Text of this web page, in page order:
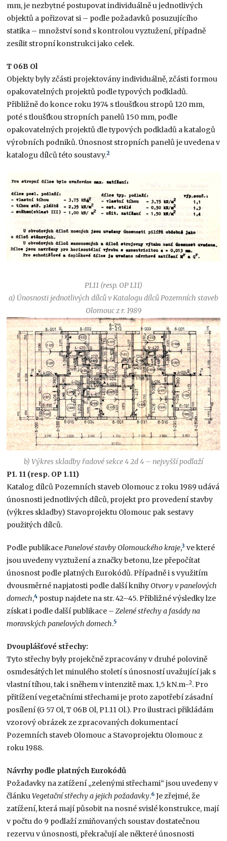
mm, je nezbytné postupovat individuálně u jednotlivých
objektů a pořizovat si – podle požadavků posuzujícího
statika – množství sond s kontrolou vyztužení, případně
zesílit stropní konstrukci jako celek.
T 06B Ol
Objekty byly zčásti projektovány individuálně, zčásti formou
opakovatelných projektů podle typových podkladů.
Přibližně do konce roku 1974 s tloušťkou stropů 120 mm,
poté s tloušťkou stropních panelů 150 mm, podle
opakovatelných projektů dle typových podkladů a katalogů
výrobních podniků. Únosnost stropních panelů je uvedena v
katalogu dílců této soustavy.2
P1.11 (resp. OP 1.11)
a) Únosnosti jednotlivých dílců v Katalogu dílců Pozemních staveb
Olomouc z r. 1989
b) Výkres skladby řadové sekce 4 2d 4 – nejvyšší podlaží
P1. 11 (resp. OP 1.11)
Katalog dílců Pozemních staveb Olomouc z roku 1989 udává
únosnosti jednotlivých dílců, projekt pro provedení stavby
(výkres skladby) Stavoprojektu Olomouc pak sestavy
použitých dílců.
Podle publikacePanelové stavby Olomouckého kraje,3 ve které
jsou uvedeny vyztužení a značky betonu, lze přepočítat
únosnost podle platných Eurokódů. Případně i s využitím
dvousměrné napjatosti podle další knihyOtvory v panelových
domech,4 postup najdete na str. 42–45. Přibližné výsledky lze
získat i podle další publikace –Zelené střechy a fasády na
moravských panelových domech.5
Dvouplášťové střechy:
Tyto střechy byly projekčně zpracovány v druhé polovině
osmdesátých let minulého století s únosností uvažující jak s
vlastní tíhou, tak i sněhem v intenzitě max. 1,5 kN.m-2. Pro
přitížení vegetačními střechami je proto zapotřebí zásadní
posílení (G 57 Ol, T 06B Ol, P1.11 Ol.). Pro ilustraci přikládám
vzorový obrázek ze zpracovaných dokumentací
Pozemních staveb Olomouc a Stavoprojektu Olomouc z
roku 1988.
Návrhy podle platných Eurokódů
Požadavky na zatížení „zelenými střechami“ jsou uvedeny v
článkuVegetační střechy a jejich požadavky.6 Je zřejmé, že
zatížení, která mají působit na nosné svislé konstrukce, mají
v počtu do 9 podlaží zmiňovaných soustav dostatečnou
rezervu v únosnosti, překračují ale některé únosnosti